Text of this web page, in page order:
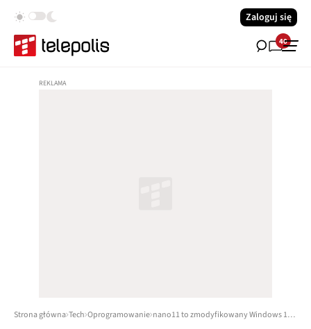
Zaloguj się
40
Strona główna Tech Oprogramowanie nano11 to zmodyfikowany Windows 11, który zajmuje tylko 2,8 GB pamięci